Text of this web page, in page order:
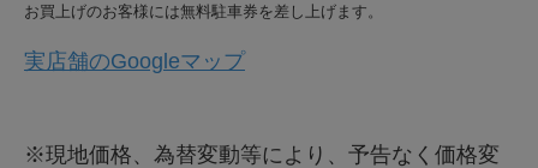
お買上げのお客様には無料駐車券を差し上げます。
実店舗のGoogleマップ
※現地価格、為替変動等により、予告なく価格変